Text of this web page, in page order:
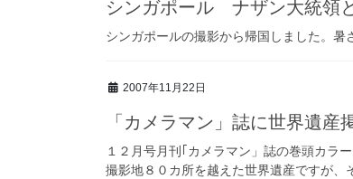
シンガポール ナザン大統領
シンガポールの撮影から帰国しました。暑
2007年11月22日
「カメラマン」誌に世界遺産
１２月号月刊｢カメラマン」誌の巻頭カラ
撮影地８０カ所を越えた世界遺産ですが、